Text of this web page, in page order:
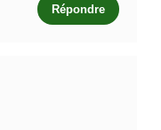
Répondre